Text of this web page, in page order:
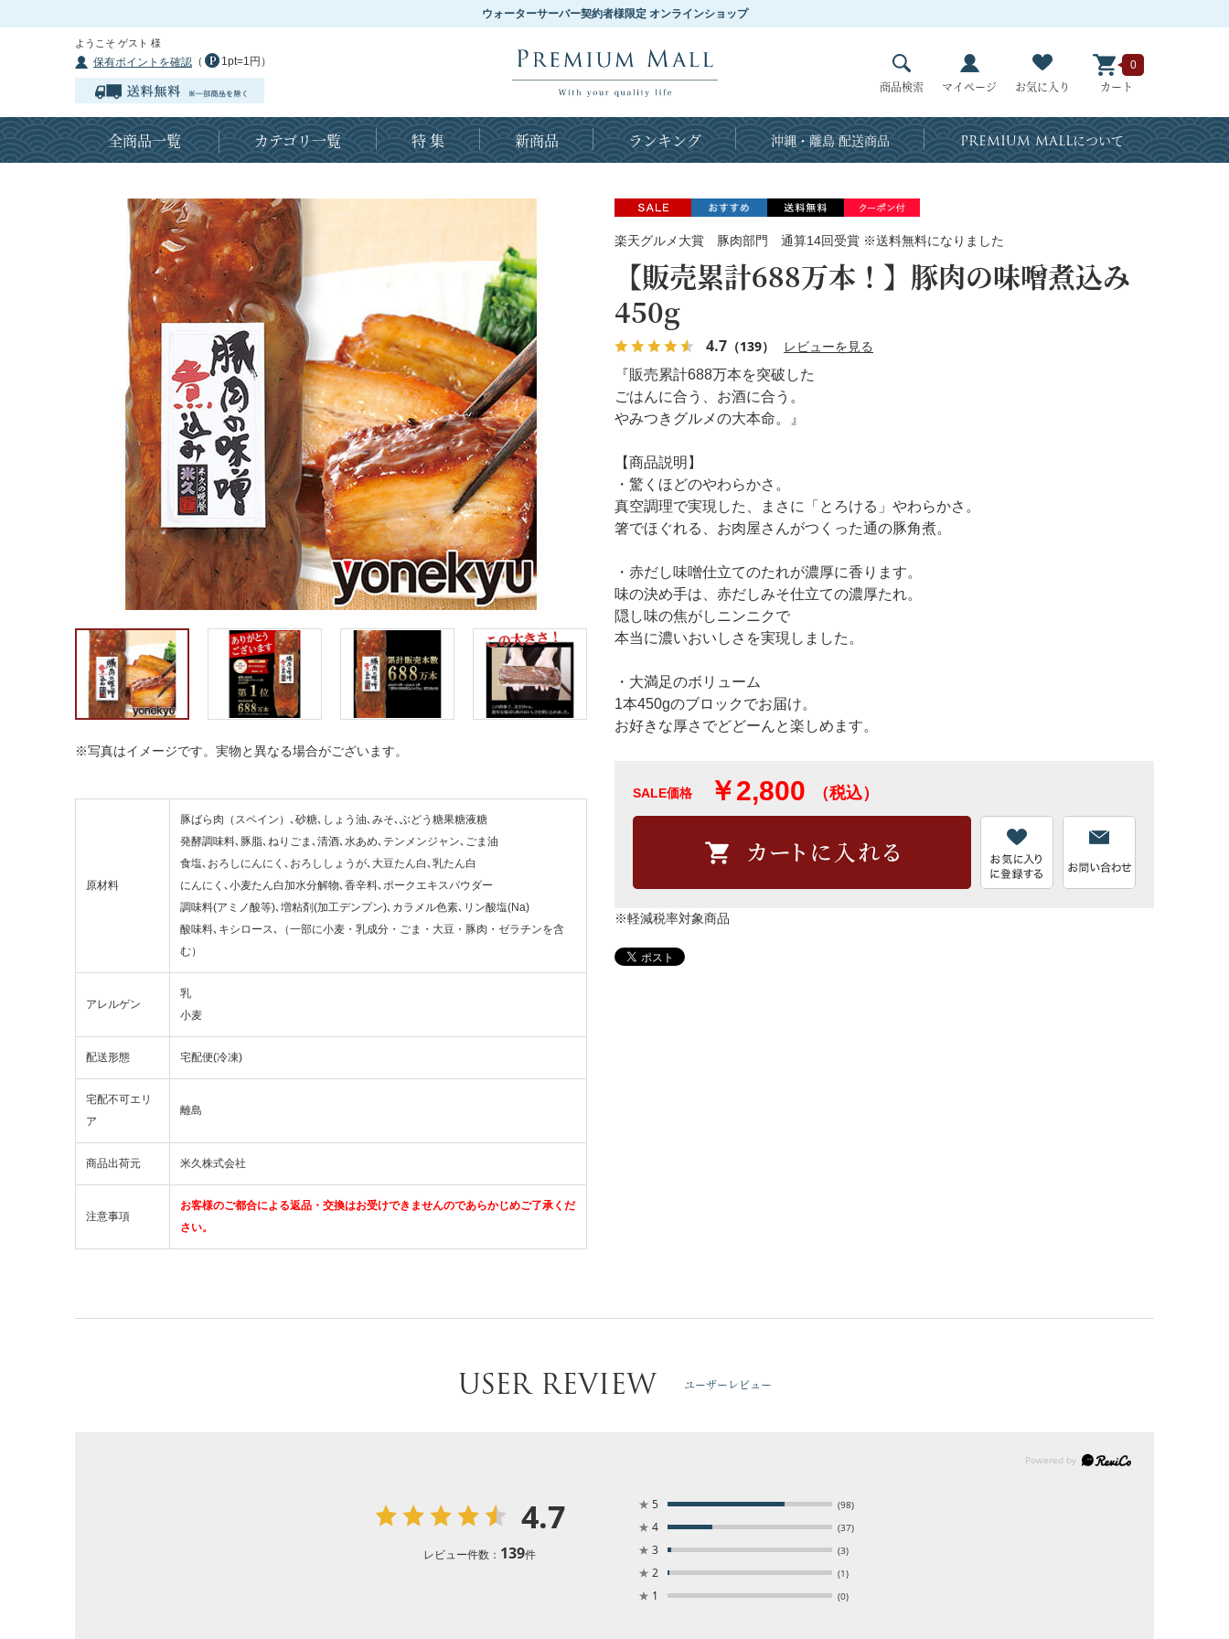
ウォーターサーバー契約者様限定 オンラインショップ
ようこそ ゲスト 様
保有ポイントを確認 （ 1pt=1円）
商品検索 マイページ お気に入り カート
0
全商品一覧 カテゴリ一覧 特 集 新商品 ランキング 沖縄・離島 配送商品 PREMIUM MALLについて
※写真はイメージです。実物と異なる場合がございます。
原材料
豚ばら肉（スペイン）､砂糖､しょう油､みそ､ぶどう糖果糖液糖
発酵調味料､豚脂､ねりごま､清酒､水あめ､テンメンジャン､ごま油
食塩､おろしにんにく､おろししょうが､大豆たん白､乳たん白
にんにく､小麦たん白加水分解物､香辛料､ポークエキスパウダー
調味料(アミノ酸等)､増粘剤(加工デンプン)､カラメル色素､リン酸塩(Na)
酸味料､キシロース､（一部に小麦・乳成分・ごま・大豆・豚肉・ゼラチンを含
む）
アレルゲン
乳
小麦
配送形態 宅配便(冷凍)
宅配不可エリ
ア
離島
商品出荷元 米久株式会社
注意事項
お客様のご都合による返品・交換はお受けできませんのであらかじめご了承くだ
さい。
楽天グルメ大賞 豚肉部門 通算14回受賞 ※送料無料になりました
【販売累計688万本！】豚肉の味噌煮込み
450g
4.7 （139） レビューを見る
『販売累計688万本を突破した
ごはんに合う、お酒に合う。
やみつきグルメの大本命。』
【商品説明】
・驚くほどのやわらかさ。
真空調理で実現した、まさに「とろける」やわらかさ。
箸でほぐれる、お肉屋さんがつくった通の豚角煮。
・赤だし味噌仕立てのたれが濃厚に香ります。
味の決め手は、赤だしみそ仕立ての濃厚たれ。
隠し味の焦がしニンニクで
本当に濃いおいしさを実現しました。
・大満足のボリューム
1本450gのブロックでお届け。
お好きな厚さでどどーんと楽しめます。
SALE価格 ￥2,800 （税込）
※軽減税率対象商品
USER REVIEW ユーザーレビュー
4.7
レビュー件数： 139件
★ 5 (98)
★ 4 (37)
★ 3 (3)
★ 2 (1)
★ 1 (0)